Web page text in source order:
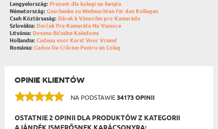
Lengyelország: Prezent dla kolegi na święta
Németország: Geschenke zu Weihnachten für den Kollegen
Cseh Köztársaság: Dárek k Vánocům pro Kamaráda
Szlovákia: Darček Pre Kamaráta Na Vianoce
Litvánia: Dovana Bičiuliui Kalėdoms
Hollandia: Cadeau voor Kerst Voor Vriend
Románia: Cadou De Crăciun Pentru un Coleg
OPINIE KLIENTÓW
NA PODSTAWIE34173 OPINII
OSTATNIE 2 OPINII DLA PRODUKTÓW Z KATEGORII